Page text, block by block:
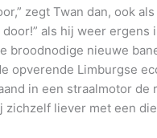
zegt Twan dan, ook
door!” als hij weer
broodnodige nieuwe
opverende Limburgse
in een straalmotor
zichzelf liever met een